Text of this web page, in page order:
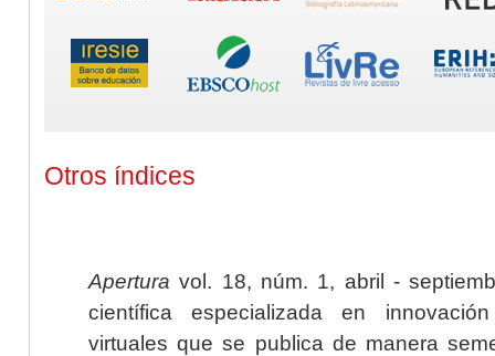
Otros índices
Apertura vol. 18, núm. 1, abril -
científica especializada en
virtuales que se publica de manera